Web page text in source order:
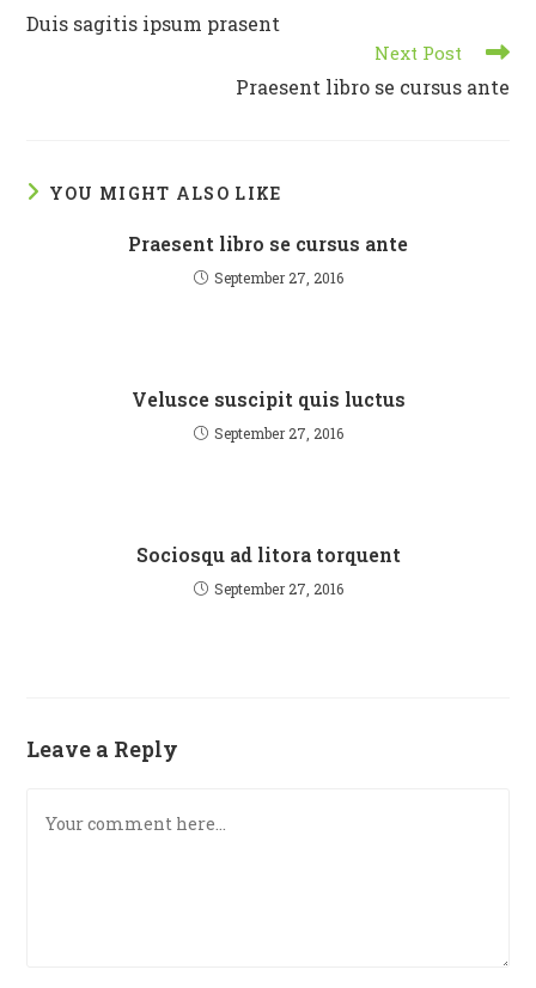
more
articles
Duis sagitis ipsum prasent
Next Post
Praesent libro se cursus ante
YOU MIGHT ALSO LIKE
Praesent libro se cursus ante
September 27, 2016
Velusce suscipit quis luctus
September 27, 2016
Sociosqu ad litora torquent
September 27, 2016
Leave a Reply